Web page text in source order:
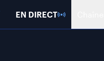
EN DIRECT